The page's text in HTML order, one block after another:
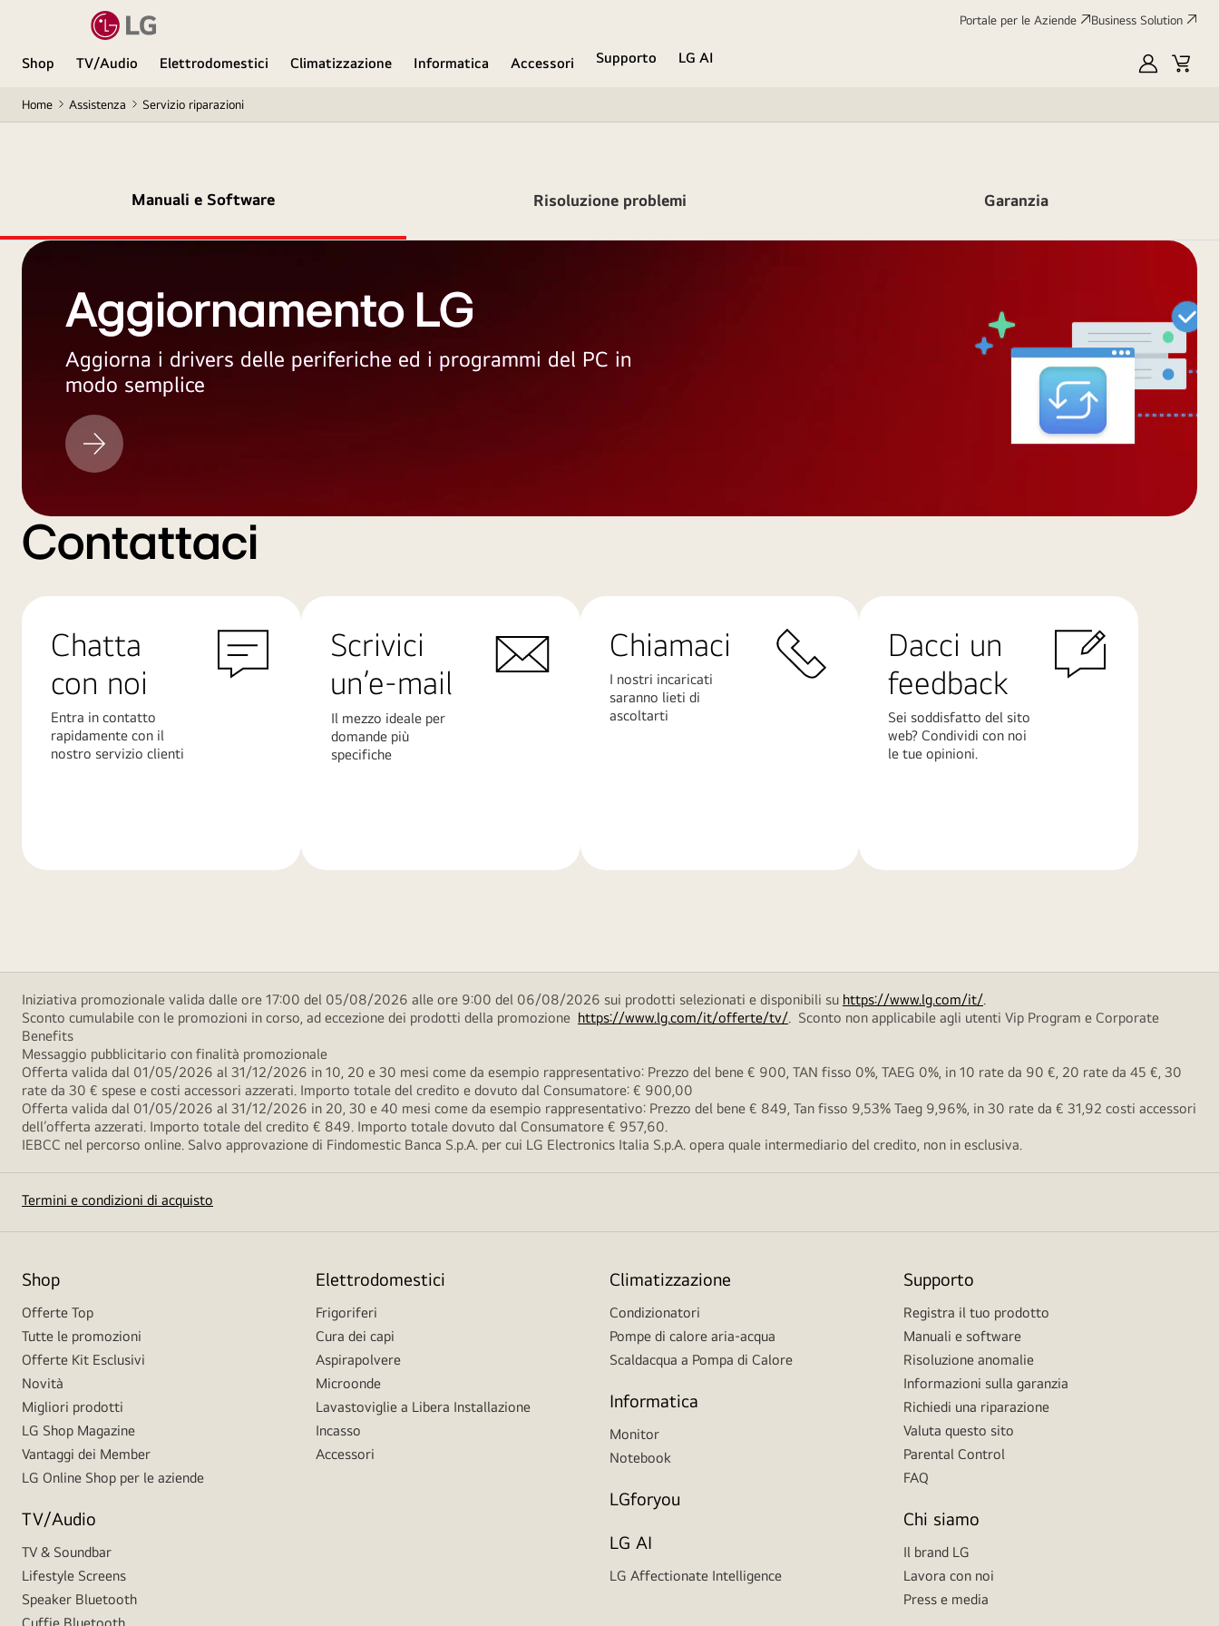
Portale per le Aziende Business Solution
Shop TV/Audio Elettrodomestici Climatizzazione Informatica Accessori Supporto
LG AI
My
Cart
Home Assistenza Servizio riparazioni
Manuali e Software Risoluzione problemi Garanzia
Aggiornamento LG
Aggiorna i drivers delle periferiche ed i programmi del PC in
modo semplice
Aggiornamento
LG
Contattaci
Chatta
con noi
Entra in contatto
rapidamente con il
nostro servizio clienti
Scrivici
un’e-mail
Il mezzo ideale per
domande più
specifiche
Chiamaci
I nostri incaricati
saranno lieti di
ascoltarti
Dacci un
feedback
Sei soddisfatto del sito
web? Condividi con noi
le tue opinioni.
Iniziativa promozionale valida dalle ore 17:00 del 05/08/2026 alle ore 9:00 del 06/08/2026 sui prodotti selezionati e disponibili su https://www.lg.com/it/.
Sconto cumulabile con le promozioni in corso, ad eccezione dei prodotti della promozione https://www.lg.com/it/offerte/tv/. Sconto non applicabile agli utenti Vip Program e Corporate
Benefits
Messaggio pubblicitario con finalità promozionale
Offerta valida dal 01/05/2026 al 31/12/2026 in 10, 20 e 30 mesi come da esempio rappresentativo: Prezzo del bene € 900, TAN fisso 0%, TAEG 0%, in 10 rate da 90 €, 20 rate da 45 €, 30
rate da 30 € spese e costi accessori azzerati. Importo totale del credito e dovuto dal Consumatore: € 900,00
Offerta valida dal 01/05/2026 al 31/12/2026 in 20, 30 e 40 mesi come da esempio rappresentativo: Prezzo del bene € 849, Tan fisso 9,53% Taeg 9,96%, in 30 rate da € 31,92 costi accessori
dell’offerta azzerati. Importo totale del credito € 849. Importo totale dovuto dal Consumatore € 957,60.
IEBCC nel percorso online. Salvo approvazione di Findomestic Banca S.p.A. per cui LG Electronics Italia S.p.A. opera quale intermediario del credito, non in esclusiva.
Termini e condizioni di acquisto
Shop
Offerte Top
Tutte le promozioni
Offerte Kit Esclusivi
Novità
Migliori prodotti
LG Shop Magazine
Vantaggi dei Member
LG Online Shop per le aziende
TV/Audio
TV & Soundbar
Lifestyle Screens
Speaker Bluetooth
Elettrodomestici
Frigoriferi
Cura dei capi
Aspirapolvere
Microonde
Lavastoviglie a Libera Installazione
Incasso
Accessori
Climatizzazione
Condizionatori
Pompe di calore aria-acqua
Scaldacqua a Pompa di Calore
Informatica
Monitor
Notebook
LGforyou
LG AI
LG Affectionate Intelligence
Supporto
Registra il tuo prodotto
Manuali e software
Risoluzione anomalie
Informazioni sulla garanzia
Richiedi una riparazione
Valuta questo sito
Parental Control
FAQ
Chi siamo
Il brand LG
Lavora con noi
Press e media